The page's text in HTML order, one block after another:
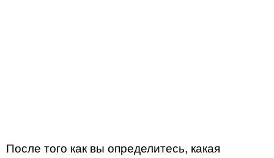
После того как вы определитесь, какая